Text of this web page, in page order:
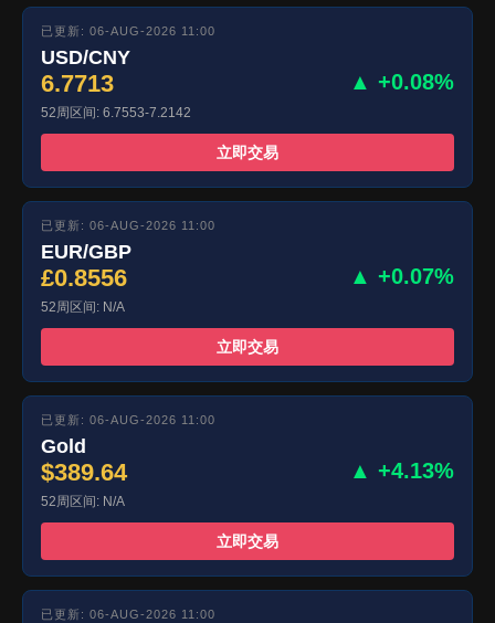
已更新: 06-AUG-2026 11:00
USD/CNY
6.7713 ▲ +0.08%
52周区间: 6.7553-7.2142
立即交易
已更新: 06-AUG-2026 11:00
EUR/GBP
£0.8556 ▲ +0.07%
52周区间: N/A
立即交易
已更新: 06-AUG-2026 11:00
Gold
$389.64 ▲ +4.13%
52周区间: N/A
立即交易
已更新: 06-AUG-2026 11:00